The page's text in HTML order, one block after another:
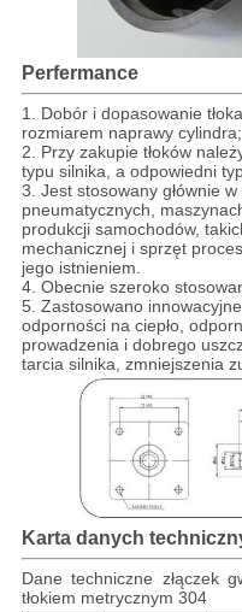
Perfermance
1. Dobór i dopasowanie
rozmiarem naprawy cylindra;
2. Przy zakupie tłoków
typu silnika, a odpowiedni
3. Jest stosowany głównie
pneumatycznych,
produkcji samochodów,
mechanicznej i sprzęt
jego istnieniem.
4. Obecnie szeroko
5. Zastosowano
odporności na ciepło,
prowadzenia i dobrego
tarcia silnika, zmniejszenia
Karta danych
Dane techniczne złączek
tłokiem metrycznym 304